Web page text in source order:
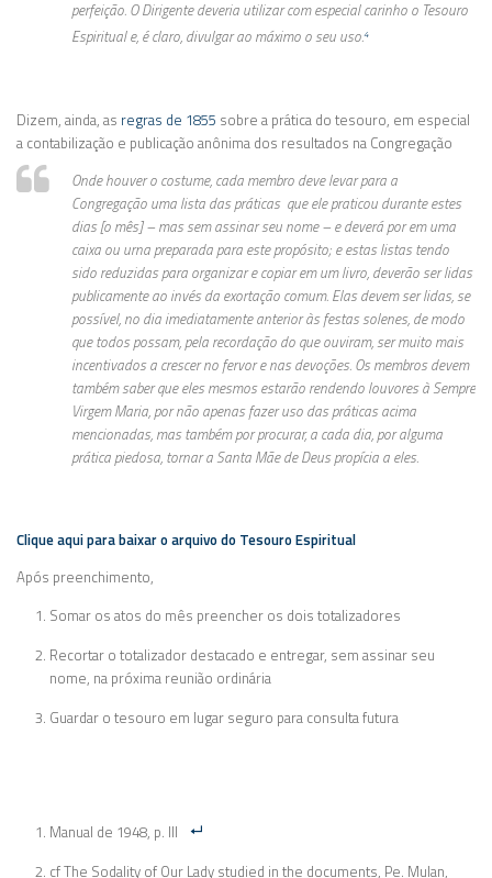
perfeição. O Dirigente deveria utilizar com especial carinho o Tesouro
Espiritual e, é claro, divulgar ao máximo o seu uso.4
Dizem, ainda, as regras de 1855 sobre a prática do tesouro, em especial
a contabilização e publicação anônima dos resultados na Congregação
Onde houver o costume, cada membro deve levar para a
Congregação uma lista das práticas que ele praticou durante estes
dias [o mês] – mas sem assinar seu nome – e deverá por em uma
caixa ou urna preparada para este propósito; e estas listas tendo
sido reduzidas para organizar e copiar em um livro, deverão ser lidas
publicamente ao invés da exortação comum. Elas devem ser lidas, se
possível, no dia imediatamente anterior às festas solenes, de modo
que todos possam, pela recordação do que ouviram, ser muito mais
incentivados a crescer no fervor e nas devoções. Os membros devem
também saber que eles mesmos estarão rendendo louvores à Sempre
Virgem Maria, por não apenas fazer uso das práticas acima
mencionadas, mas também por procurar, a cada dia, por alguma
prática piedosa, tornar a Santa Mãe de Deus propícia a eles.
Clique aqui para baixar o arquivo do Tesouro Espiritual
Após preenchimento,
Somar os atos do mês preencher os dois totalizadores
Recortar o totalizador destacado e entregar, sem assinar seu
nome, na próxima reunião ordinária
Guardar o tesouro em lugar seguro para consulta futura
Manual de 1948, p. III
cf The Sodality of Our Lady studied in the documents, Pe. Mulan,